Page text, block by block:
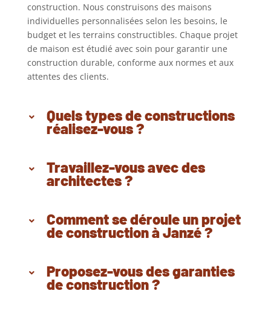
construction. Nous construisons des maisons
individuelles personnalisées selon les besoins, le
budget et les terrains constructibles. Chaque projet
de maison est étudié avec soin pour garantir une
construction durable, conforme aux normes et aux
attentes des clients.
Quels types de constructions
réalisez-vous ?
Travaillez-vous avec des
architectes ?
Comment se déroule un projet
de construction à Janzé ?
Proposez-vous des garanties
de construction ?